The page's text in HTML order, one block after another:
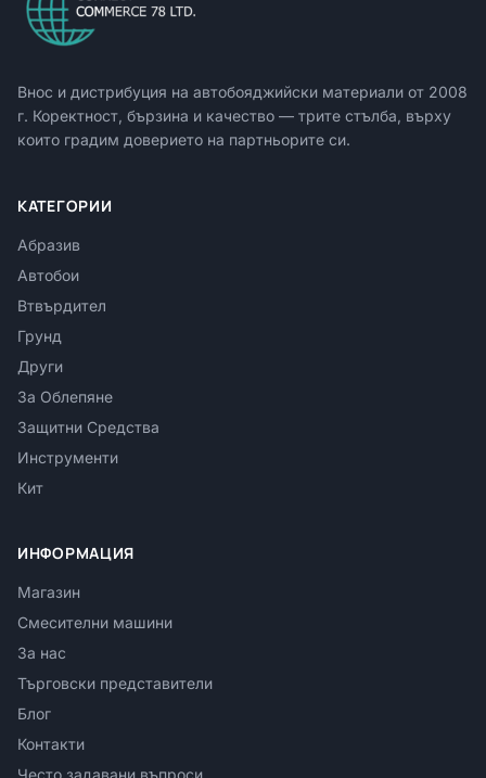
Внос и дистрибуция на автобояджийски материали от 2008
г. Коректност, бързина и качество — трите стълба, върху
които градим доверието на партньорите си.
КАТЕГОРИИ
Абразив
Автобои
Втвърдител
Грунд
Други
За Облепяне
Защитни Средства
Инструменти
Кит
ИНФОРМАЦИЯ
Магазин
Смесителни машини
За нас
Търговски представители
Блог
Контакти
Често задавани въпроси